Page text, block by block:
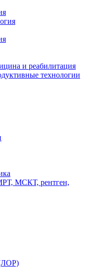
и реабилитация
технологии
МСКТ, рентген,